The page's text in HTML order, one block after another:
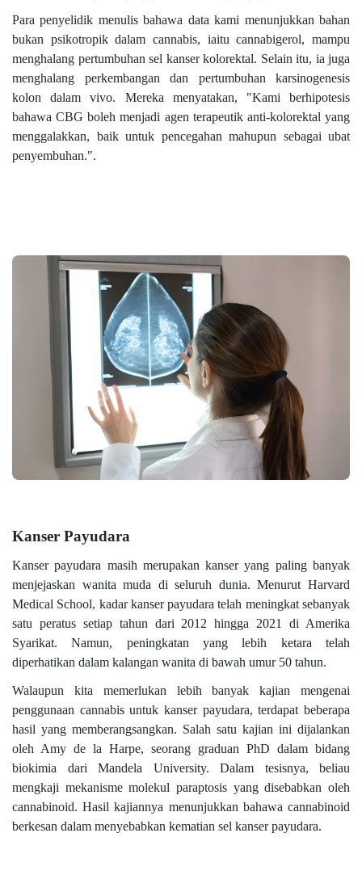
Para penyelidik menulis bahawa data kami menunjukkan bahan
bukan psikotropik dalam cannabis, iaitu cannabigerol, mampu
menghalang pertumbuhan sel kanser kolorektal. Selain itu, ia juga
menghalang perkembangan dan pertumbuhan karsinogenesis
kolon dalam vivo. Mereka menyatakan, "Kami berhipotesis
bahawa CBG boleh menjadi agen terapeutik anti-kolorektal yang
menggalakkan, baik untuk pencegahan mahupun sebagai ubat
penyembuhan.".
Kanser Payudara
Kanser payudara masih merupakan kanser yang paling banyak
menjejaskan wanita muda di seluruh dunia. Menurut Harvard
Medical School, kadar kanser payudara telah meningkat sebanyak
satu peratus setiap tahun dari 2012 hingga 2021 di Amerika
Syarikat. Namun, peningkatan yang lebih ketara telah
diperhatikan dalam kalangan wanita di bawah umur 50 tahun.
Walaupun kita memerlukan lebih banyak kajian mengenai
penggunaan cannabis untuk kanser payudara, terdapat beberapa
hasil yang memberangsangkan. Salah satu kajian ini dijalankan
oleh Amy de la Harpe, seorang graduan PhD dalam bidang
biokimia dari Mandela University. Dalam tesisnya, beliau
mengkaji mekanisme molekul paraptosis yang disebabkan oleh
cannabinoid. Hasil kajiannya menunjukkan bahawa cannabinoid
berkesan dalam menyebabkan kematian sel kanser payudara.